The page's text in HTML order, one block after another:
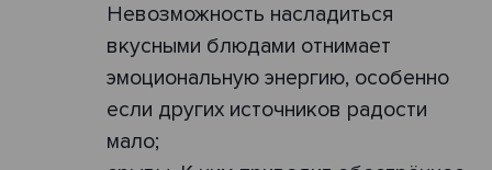
Невозможность насладиться
вкусными блюдами отнимает
эмоциональную энергию, особенно
если других источников радости
мало;